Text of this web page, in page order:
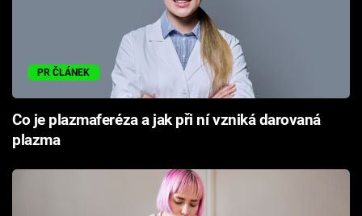
PR ČLÁNEK
Co je plazmaferéza a jak při ní vzniká darovaná
plazma